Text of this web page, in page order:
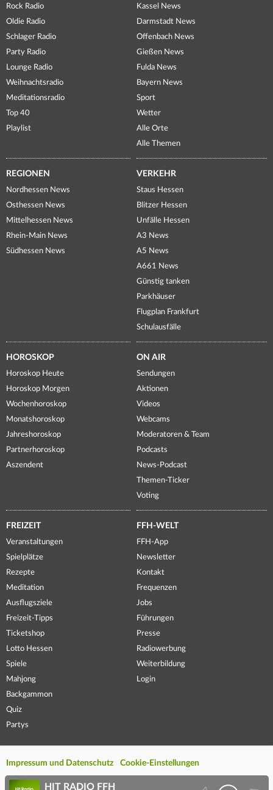
Rock Radio
Oldie Radio
Schlager Radio
Party Radio
Lounge Radio
Weihnachtsradio
Meditationsradio
Top 40
Playlist
Kassel News
Darmstadt News
Offenbach News
Gießen News
Fulda News
Bayern News
Sport
Wetter
Alle Orte
Alle Themen
REGIONEN
Nordhessen News
Osthessen News
Mittelhessen News
Rhein-Main News
Südhessen News
VERKEHR
Staus Hessen
Blitzer Hessen
Unfälle Hessen
A3 News
A5 News
A661 News
Günstig tanken
Parkhäuser
Flugplan Frankfurt
Schulausfälle
HOROSKOP
Horoskop Heute
Horoskop Morgen
Wochenhoroskop
Monatshoroskop
Jahreshoroskop
Partnerhoroskop
Aszendent
ON AIR
Sendungen
Aktionen
Videos
Webcams
Moderatoren & Team
Podcasts
News-Podcast
Themen-Ticker
Voting
FREIZEIT
Veranstaltungen
Spielplätze
Rezepte
Meditation
Ausflugsziele
Freizeit-Tipps
Ticketshop
Lotto Hessen
Spiele
Mahjong
Backgammon
Quiz
Partys
FFH-WELT
FFH-App
Newsletter
Kontakt
Frequenzen
Jobs
Führungen
Presse
Radiowerbung
Weiterbildung
Login
Impressum und Datenschutz Cookie-Einstellungen
HIT RADIO FFH